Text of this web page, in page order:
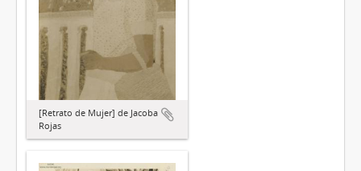
[Retrato de Mujer] de Jacoba
Rojas